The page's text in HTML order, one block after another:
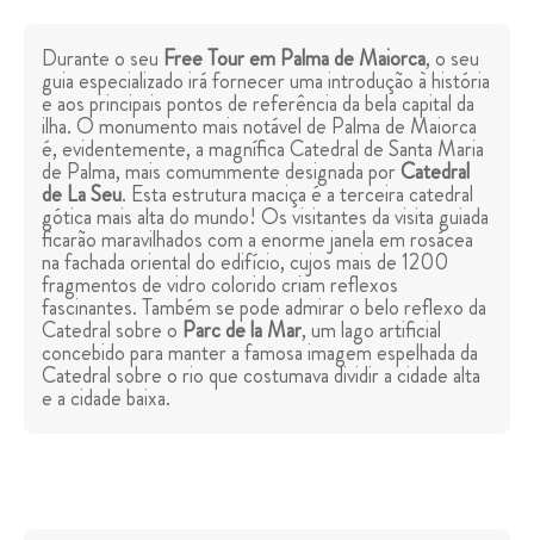
Durante o seu Free Tour em Palma de Maiorca, o seu
guia especializado irá fornecer uma introdução à história
e aos principais pontos de referência da bela capital da
ilha. O monumento mais notável de Palma de Maiorca
é, evidentemente, a magnífica Catedral de Santa Maria
de Palma, mais comummente designada porCatedral
de La Seu. Esta estrutura maciça é a terceira catedral
gótica mais alta do mundo! Os visitantes da visita guiada
ficarão maravilhados com a enorme janela em rosácea
na fachada oriental do edifício, cujos mais de 1200
fragmentos de vidro colorido criam reflexos
fascinantes. Também se pode admirar o belo reflexo da
Catedral sobre o Parc de la Mar, um lago artificial
concebido para manter a famosa imagem espelhada da
Catedral sobre o rio que costumava dividir a cidade alta
e a cidade baixa.